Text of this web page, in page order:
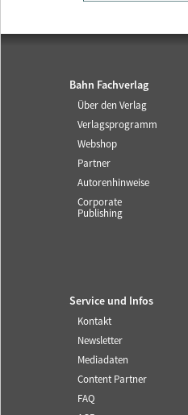
Bahn Fachverlag
Über den Verlag
Verlagsprogramm
Webshop
Partner
Autorenhinweise
Corporate
Publishing
Service und Infos
Kontakt
Newsletter
Mediadaten
Content Partner
FAQ